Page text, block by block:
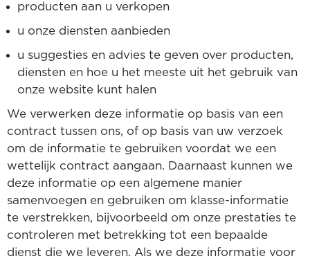
producten aan u verkopen
u onze diensten aanbieden
u suggesties en advies te geven over producten,
diensten en hoe u het meeste uit het gebruik van
onze website kunt halen
We verwerken deze informatie op basis van een
contract tussen ons, of op basis van uw verzoek
om de informatie te gebruiken voordat we een
wettelijk contract aangaan. Daarnaast kunnen we
deze informatie op een algemene manier
samenvoegen en gebruiken om klasse-informatie
te verstrekken, bijvoorbeeld om onze prestaties te
controleren met betrekking tot een bepaalde
dienst die we leveren. Als we deze informatie voor